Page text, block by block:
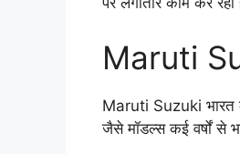
Maruti
Maruti Suzuki भारत
जैसे मॉडल्स कई वर्षों से